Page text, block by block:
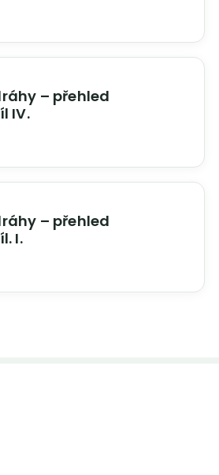
– přehled
IV.
– přehled
I.